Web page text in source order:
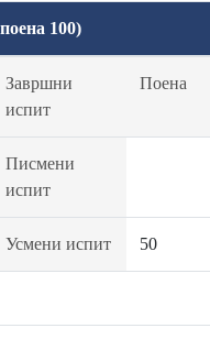
100)
Завршни
испит
Поена
Писмени
испит
Усмени испит 50